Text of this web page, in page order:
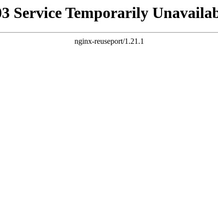
Service Temporarily
nginx-reuseport/1.21.1